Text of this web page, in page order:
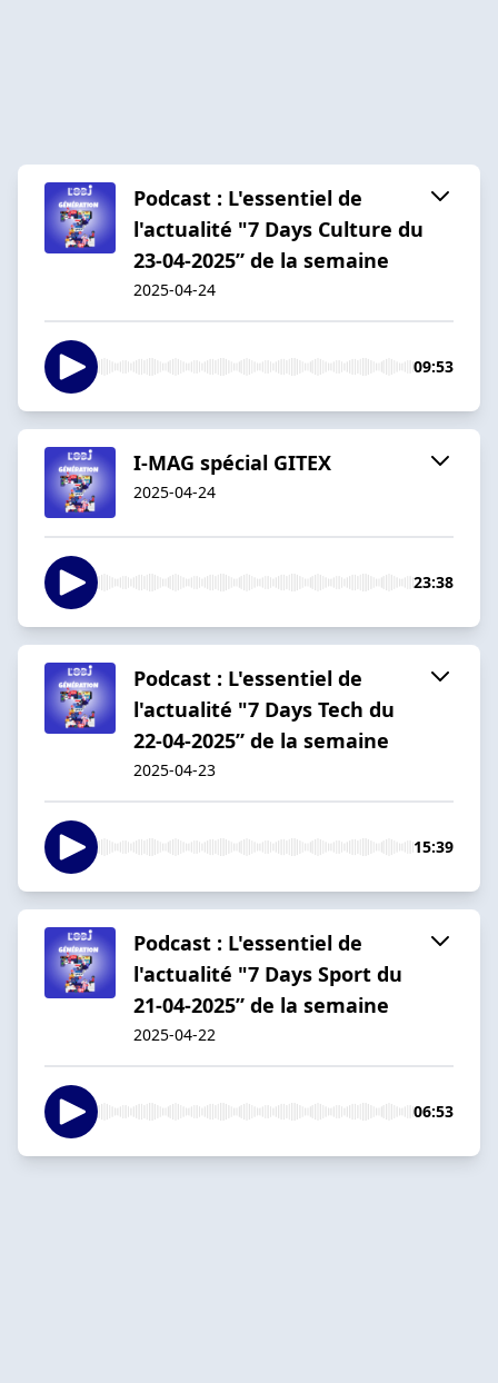
Podcast : L'essentiel de
l'actualité "7 Days Culture du
23-04-2025” de la semaine
2025-04-24
09:53
I-MAG spécial GITEX
2025-04-24
23:38
Podcast : L'essentiel de
l'actualité "7 Days Tech du
22-04-2025” de la semaine
2025-04-23
15:39
Podcast : L'essentiel de
l'actualité "7 Days Sport du
21-04-2025” de la semaine
2025-04-22
06:53